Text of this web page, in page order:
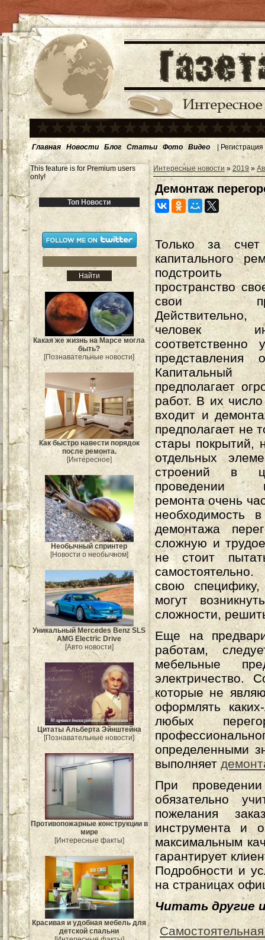
Главная Новости Блог Статьи Фото Видео | Регистрация
This feature is for Premium users
only!
Топ Новости
Какая же жизнь на Марсе могла
быть?
[Познавательные новости]
Как быстро навести порядок
после ремонта.
[Интересное]
Необычный спринтер
[Новости о необычном]
Уникальный Mercedes Benz SLS
AMG Electric Drive
[Авто новости]
Цитаты Альберта Эйнштейна
[Познавательные новости]
Противопожарные конструкции в
мире
[Интересные факты]
Красивая и удобная мебель для
детской спальни
Интересные новости » 2019 »
Демонтаж
Только за счет
капитального
подстроить
пространство
свои
человек
представления
предполагает
работ. В их
входит и
предполагает не
стары покрытий,
отдельных
строений в
проведении
ремонта очень
необходимость
демонтажа
сложную и
не стоит
свою
могут
сложности,
Еще на
работам,
мебельные
электричество.
которые не
оформлять
любых
определенными
выполняет
При
обязательно
пожелания
инструмента и
максимальным
гарантирует
Подробности и
на страницах
Читать другие